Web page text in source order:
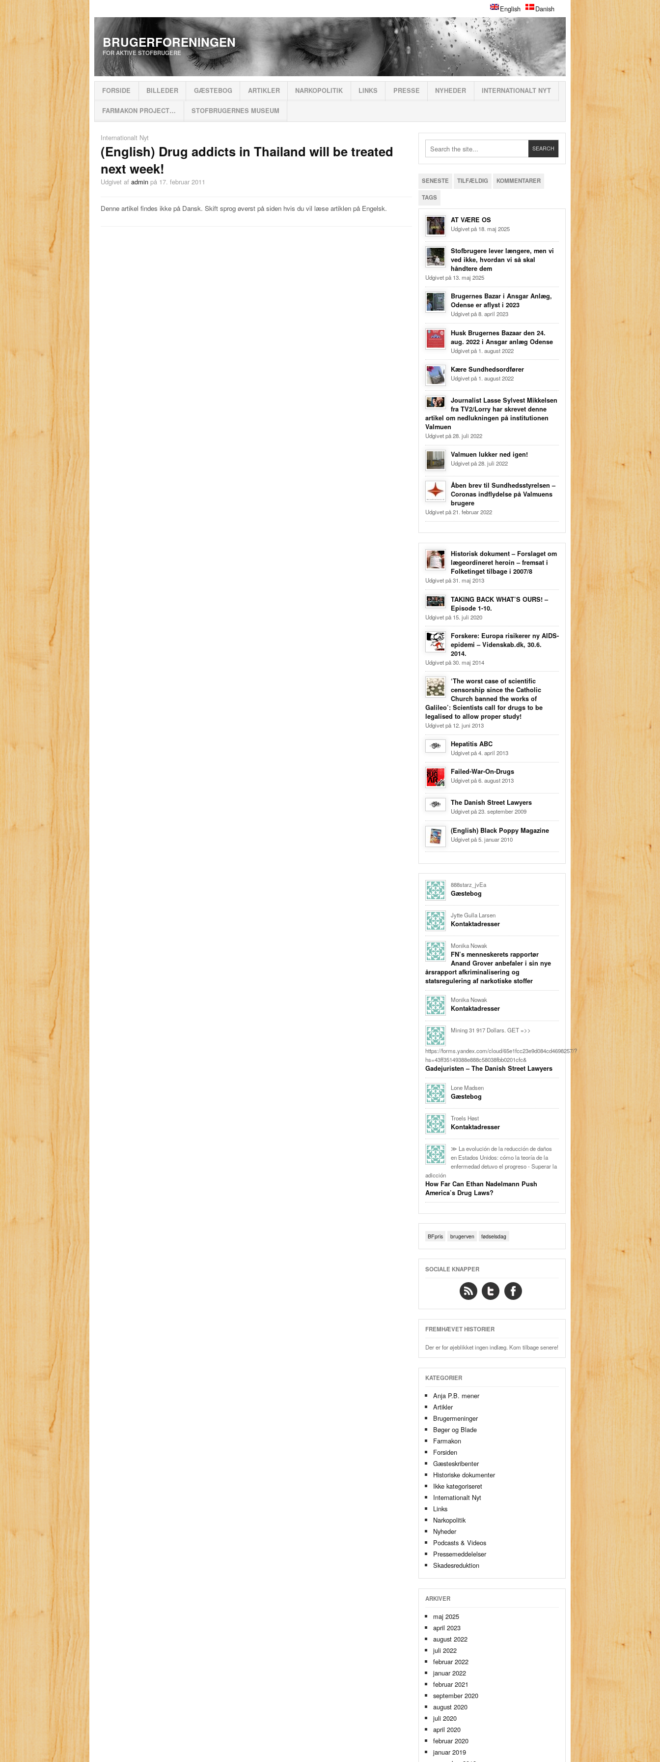
English Danish
BRUGERFORENINGEN
FOR AKTIVE STOFBRUGERE
FORSIDE BILLEDER GÆSTEBOG ARTIKLER NARKOPOLITIK LINKS PRESSE NYHEDER INTERNATIONALT NYT
FARMAKON PROJECT… STOFBRUGERNES MUSEUM
Internationalt Nyt
(English) Drug addicts in Thailand will be treated
next week!
Udgivet af admin på 17. februar 2011
Denne artikel findes ikke på Dansk. Skift sprog øverst på siden hvis du vil læse artiklen på Engelsk.
SENESTE TILFÆLDIG
KOMMENTARER
TAGS
AT VÆRE OS
Udgivet på 18. maj 2025
Stofbrugere lever længere, men vi
ved ikke, hvordan vi så skal
håndtere dem
Udgivet på 13. maj 2025
Brugernes Bazar i Ansgar Anlæg,
Odense er aflyst i 2023
Udgivet på 8. april 2023
Husk Brugernes Bazaar den 24.
aug. 2022 i Ansgar anlæg Odense
Udgivet på 1. august 2022
Kære Sundhedsordfører
Udgivet på 1. august 2022
Journalist Lasse Sylvest Mikkelsen
fra TV2/Lorry har skrevet denne
artikel om nedlukningen på institutionen
Valmuen
Udgivet på 28. juli 2022
Valmuen lukker ned igen!
Udgivet på 28. juli 2022
Åben brev til Sundhedsstyrelsen –
Coronas indflydelse på Valmuens
brugere
Udgivet på 21. februar 2022
Historisk dokument – Forslaget om
lægeordineret heroin – fremsat i
Folketinget tilbage i 2007/8
Udgivet på 31. maj 2013
TAKING BACK WHAT’S OURS! –
Episode 1-10.
Udgivet på 15. juli 2020
Forskere: Europa risikerer ny AIDS-
epidemi – Videnskab.dk, 30.6.
2014.
Udgivet på 30. maj 2014
‘The worst case of scientific
censorship since the Catholic
Church banned the works of
Galileo’: Scientists call for drugs to be
legalised to allow proper study!
Udgivet på 12. juni 2013
Hepatitis ABC
Udgivet på 4. april 2013
Failed-War-On-Drugs
Udgivet på 6. august 2013
The Danish Street Lawyers
Udgivet på 23. september 2009
(English) Black Poppy Magazine
Udgivet på 5. januar 2010
888starz_jvEa
Gæstebog
Jytte Gulla Larsen
Kontaktadresser
Monika Nowak
FN’s menneskerets rapportør
Anand Grover anbefaler i sin nye
årsrapport afkriminalisering og
statsregulering af narkotiske stoffer
Monika Nowak
Kontaktadresser
Mining 31 917 Dollars. GЕТ =>>
https://forms.yandex.com/cloud/65e1fcc23e9d084cd4698257/?
hs=43ff35149388e888c58038fbb0201cfc&
Gadejuristen – The Danish Street Lawyers
Lone Madsen
Gæstebog
Troels Høst
Kontaktadresser
≫ La evolución de la reducción de daños
en Estados Unidos: cómo la teoría de la
enfermedad detuvo el progreso - Superar la
adicción
How Far Can Ethan Nadelmann Push
America’s Drug Laws?
BFpris brugerven fødselsdag
SOCIALE KNAPPER
FREMHÆVET HISTORIER
Der er for øjeblikket ingen indlæg. Kom tilbage senere!
KATEGORIER
Anja P.B. mener
Artikler
Brugermeninger
Bøger og Blade
Farmakon
Forsiden
Gæsteskribenter
Historiske dokumenter
Ikke kategoriseret
Internationalt Nyt
Links
Narkopolitik
Nyheder
Podcasts & Videos
Pressemeddelelser
Skadesreduktion
ARKIVER
maj 2025
april 2023
august 2022
juli 2022
februar 2022
januar 2022
februar 2021
september 2020
august 2020
juli 2020
april 2020
februar 2020
januar 2019